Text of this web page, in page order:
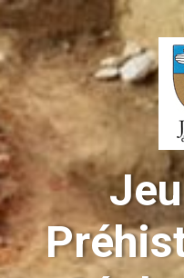
Skip to main content